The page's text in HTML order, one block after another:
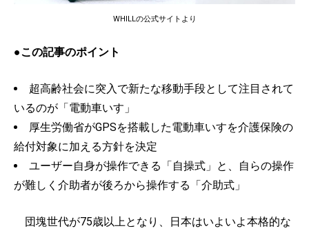
WHILLの公式サイトより
●この記事のポイント
超高齢社会に突入で新たな移動手段として注目されて
いるのが「電動車いす」
厚生労働省がGPSを搭載した電動車いすを介護保険の
給付対象に加える方針を決定
ユーザー自身が操作できる「自操式」と、自らの操作
が難しく介助者が後ろから操作する「介助式」
団塊世代が75歳以上となり、日本はいよいよ本格的な